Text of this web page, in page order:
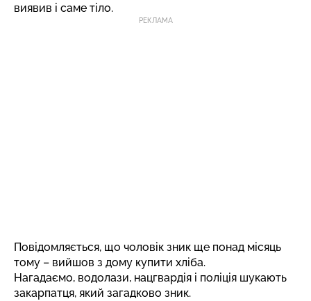
виявив і саме тіло.
РЕКЛАМА
Повідомляється, що чоловік зник ще понад місяць
тому – вийшов з дому купити хліба.
Нагадаємо, водолази, нацгвардія і поліція шукають
закарпатця, який загадково зник.